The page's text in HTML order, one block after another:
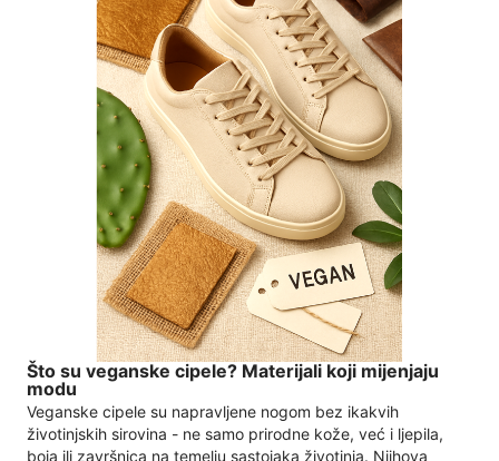
Što su veganske cipele? Materijali koji mijenjaju
modu
Veganske cipele su napravljene nogom bez ikakvih
životinjskih sirovina - ne samo prirodne kože, već i ljepila,
boja ili završnica na temelju sastojaka životinja. Njihova